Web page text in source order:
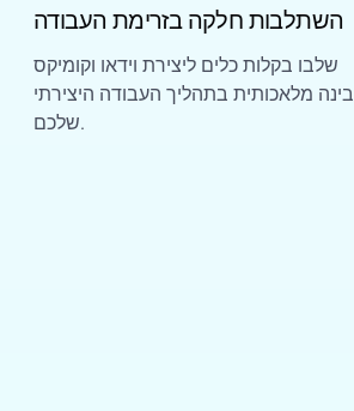
השתלבות חלקה בזרימת העבודה
שלבו בקלות כלים ליצירת וידאו וקומיקס
בינה מלאכותית בתהליך העבודה היצירתי
שלכם.